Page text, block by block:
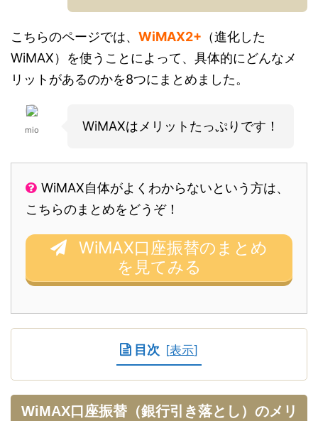
こちらのページでは、 WiMAX2+ （進化した
WiMAX）を使うことによって、具体的にどんなメ
リットがあるのかを8つにまとめました。
mio WiMAXはメリットたっぷりです！
WiMAX自体がよくわからないという方は、
こちらのまとめをどうぞ！
WiMAX口座振替のまとめ
を見てみる
目次 [表示]
WiMAX口座振替（銀行引き落とし）のメリ